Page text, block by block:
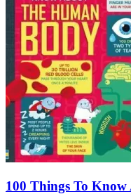
100 Things To